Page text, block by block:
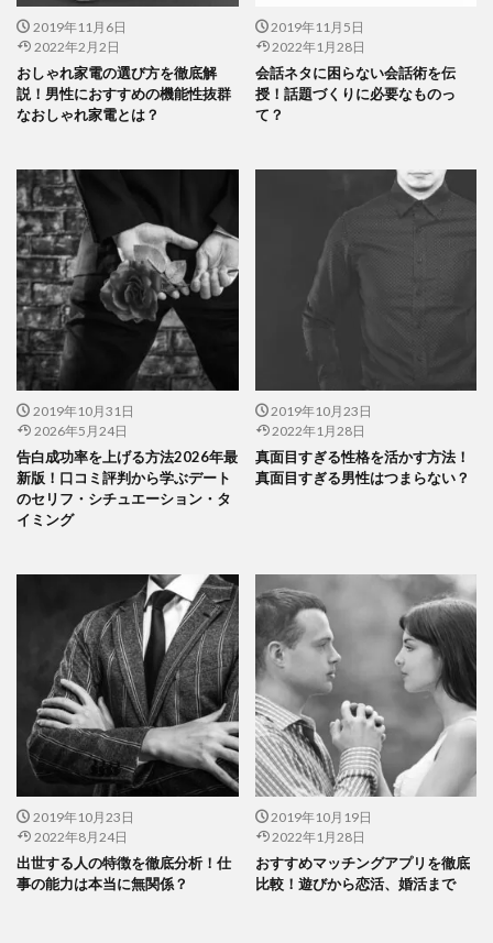
2019年11月6日
2022年2月2日
おしゃれ家電の選び方を徹底解
説！男性におすすめの機能性抜群
なおしゃれ家電とは？
2019年11月5日
2022年1月28日
会話ネタに困らない会話術を伝
授！話題づくりに必要なものっ
て？
2019年10月31日
2026年5月24日
告白成功率を上げる方法2026年最
新版！口コミ評判から学ぶデート
のセリフ・シチュエーション・タ
イミング
2019年10月23日
2022年1月28日
真面目すぎる性格を活かす方法！
真面目すぎる男性はつまらない？
2019年10月23日
2022年8月24日
出世する人の特徴を徹底分析！仕
事の能力は本当に無関係？
2019年10月19日
2022年1月28日
おすすめマッチングアプリを徹底
比較！遊びから恋活、婚活まで